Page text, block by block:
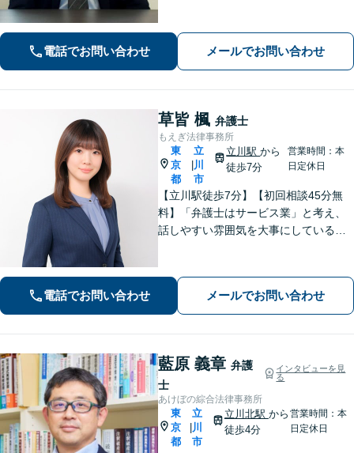
緒に考えます。安心してご相談くださ
い。【電話・オンライン相談対応】
電話でお問い合わせ メールでお問い合わせ
草皆 楓 弁護士
もえぎ法律事務所
東
京
都
立
川
市
立川駅から
徒歩7分
営業時間：本
日定休日
【立川駅徒歩7分】【初回相談45分無
料】「弁護士はサービス業」と考え、
話しやすい雰囲気を大事にしている事
を心がけています【離婚・男女問題／
相続・遺言／交通事故】
電話でお問い合わせ メールでお問い合わせ
藍原 義章 弁護
士
インタビューを見
る
あけぼの綜合法律事務所
東
京
都
立
川
市
立川北駅 から
徒歩4分
営業時間：本
日定休日